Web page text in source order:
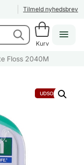
Tilmeld nyhedsbrev
Kurv
Floss 2040M
UDSOLGT